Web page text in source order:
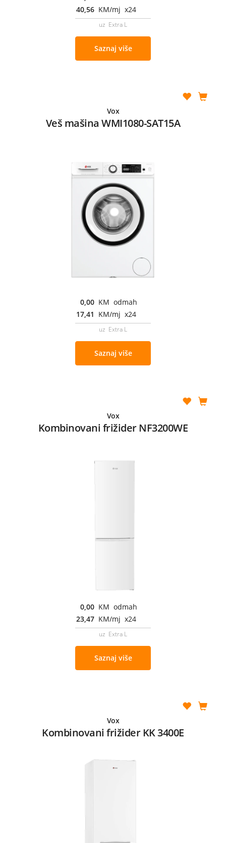
40,56 KM/mj x24
uz Extra L
Saznaj više
Vox
Veš mašina WMI1080-SAT15A
0,00 KM odmah
17,41 KM/mj x24
uz Extra L
Saznaj više
Vox
Kombinovani frižider NF3200WE
0,00 KM odmah
23,47 KM/mj x24
uz Extra L
Saznaj više
Vox
Kombinovani frižider KK 3400E